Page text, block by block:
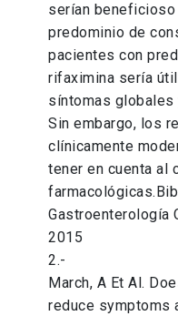
serían
predominio de
pacientes con
rifaximina sería
síntomas globales
Sin embargo, los
clínicamente
tener en cuenta al
Gastroenterología
2015
2.-
­March, A Et Al.
reduce symptoms